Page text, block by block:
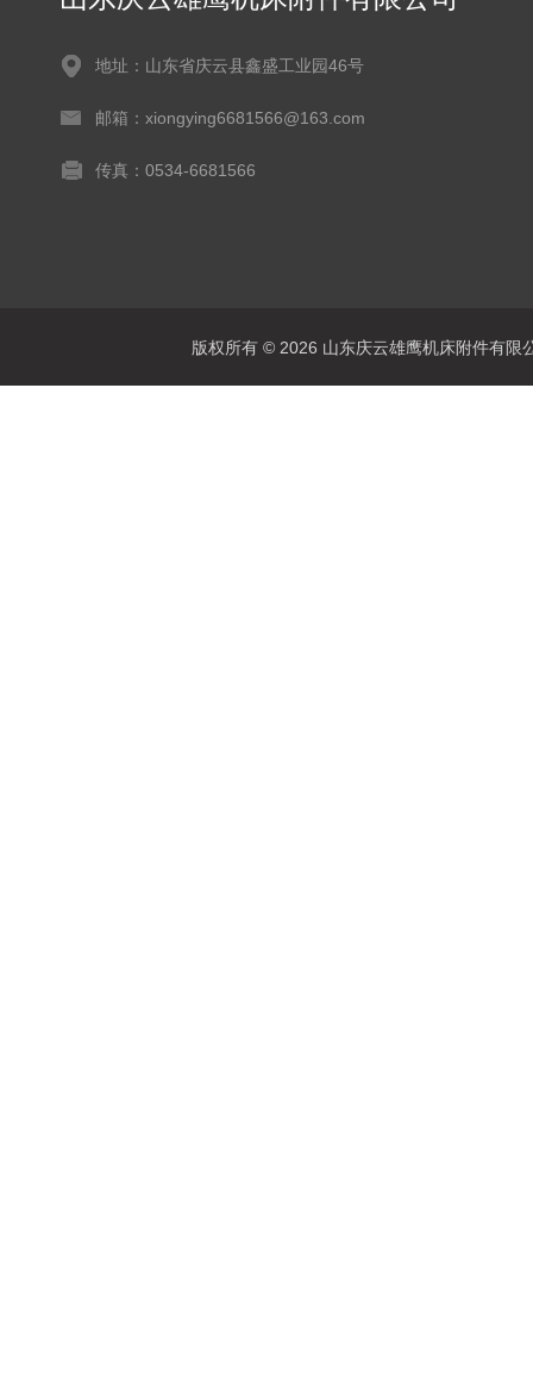
地址：山东省庆云县鑫盛工业园46号
邮箱：xiongying6681566@163.com
传真：0534-6681566
版权所有 © 2026 山东庆云雄鹰机床附件有